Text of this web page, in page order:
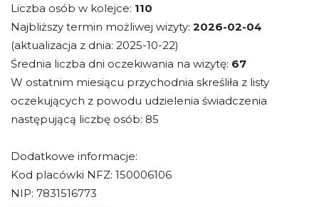
Liczba osób w kolejce: 110
Najbliższy termin możliwej wizyty: 2026-02-04
(aktualizacja z dnia: 2025-10-22)
Średnia liczba dni oczekiwania na wizytę: 67
W ostatnim miesiącu przychodnia skreśliła z listy
oczekujących z powodu udzielenia świadczenia
następującą liczbę osób: 85
Dodatkowe informacje:
Kod placówki NFZ: 150006106
NIP: 7831516773